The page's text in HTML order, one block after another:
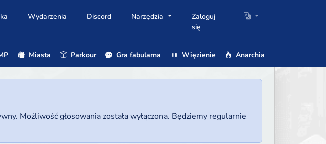
Wydarzenia Discord Narzędzia
Zaloguj
się
Miasta Parkour Gra fabularna Więzienie Anarchia
Możliwość głosowania została wyłączona. Będziemy regularnie